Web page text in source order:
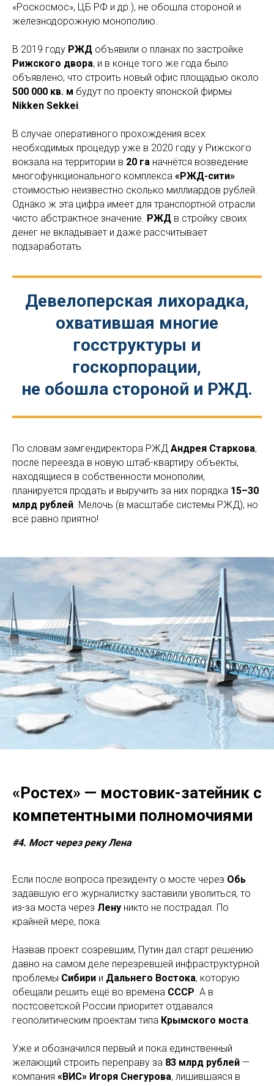
«Роскосмос», ЦБ РФ и др.), не обошла стороной и
железнодорожную монополию.
В 2019 году РЖД объявили о планах по застройке
Рижского двора, и в конце того же года было
объявлено, что строить новый офис площадью около
500 000 кв. м будут по проекту японской фирмы
Nikken Sekkei.
В случае оперативного прохождения всех
необходимых процедур уже в 2020 году у Рижского
вокзала на территории в 20 га начнётся возведение
многофункционального комплекса «РЖД-сити»
стоимостью неизвестно сколько миллиардов рублей.
Однако ж эта цифра имеет для транспортной отрасли
чисто абстрактное значение. РЖД в стройку своих
денег не вкладывает и даже рассчитывает
подзаработать.
Девелоперская лихорадка,
охватившая многие
госструктуры и
госкорпорации,
не обошла стороной и РЖД.
По словам замгендиректора РЖД Андрея Старкова,
после переезда в новую штаб-квартиру объекты,
находящиеся в собственности монополии,
планируется продать и выручить за них порядка 15–30
млрд рублей. Мелочь (в масштабе системы РЖД), но
всё равно приятно!
«Ростех» — мостовик-затейник с
компетентными полномочиями
#4. Мост через реку Лена
Если после вопроса президенту о мосте через Обь
задавшую его журналистку заставили уволиться, то
из-за моста через Лену никто не пострадал. По
крайней мере, пока.
Назвав проект созревшим, Путин дал старт решению
давно на самом деле перезревшей инфраструктурной
проблемы Сибири и Дальнего Востока, которую
обещали решить ещё во времена СССР. А в
постсоветской России приоритет отдавался
геополитическим проектам типа Крымского моста.
Уже и обозначился первый и пока единственный
желающий строить переправу за 83 млрд рублей —
компания «ВИС» Игоря Снегурова, лишившаяся в